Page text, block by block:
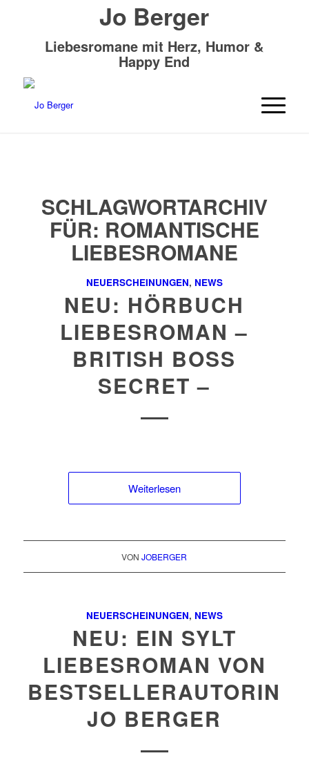
Jo Berger
Liebesromane mit Herz, Humor &
Happy End
SCHLAGWORTARCHIV
FÜR: ROMANTISCHE
LIEBESROMANE
NEUERSCHEINUNGEN, NEWS
NEU: HÖRBUCH
LIEBESROMAN –
BRITISH BOSS
SECRET –
Weiterlesen
VONJOBERGER
NEUERSCHEINUNGEN, NEWS
NEU: EIN SYLT
LIEBESROMAN VON
BESTSELLERAUTORIN
JO BERGER